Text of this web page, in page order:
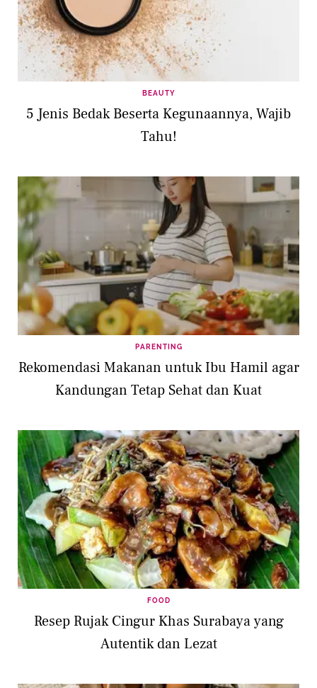
BEAUTY
5 Jenis Bedak Beserta Kegunaannya, Wajib
Tahu!
PARENTING
Rekomendasi Makanan untuk Ibu Hamil agar
Kandungan Tetap Sehat dan Kuat
FOOD
Resep Rujak Cingur Khas Surabaya yang
Autentik dan Lezat